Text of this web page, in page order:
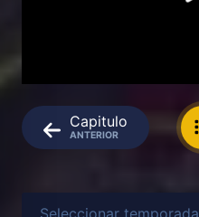
Capitulo
ANTERIOR
Seleccionar temporada